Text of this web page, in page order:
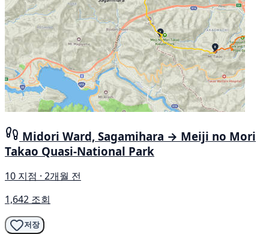
Midori Ward, Sagamihara → Meiji no Mori
Takao Quasi-National Park
10 지점 · 2개월 전
1,642 조회
저장